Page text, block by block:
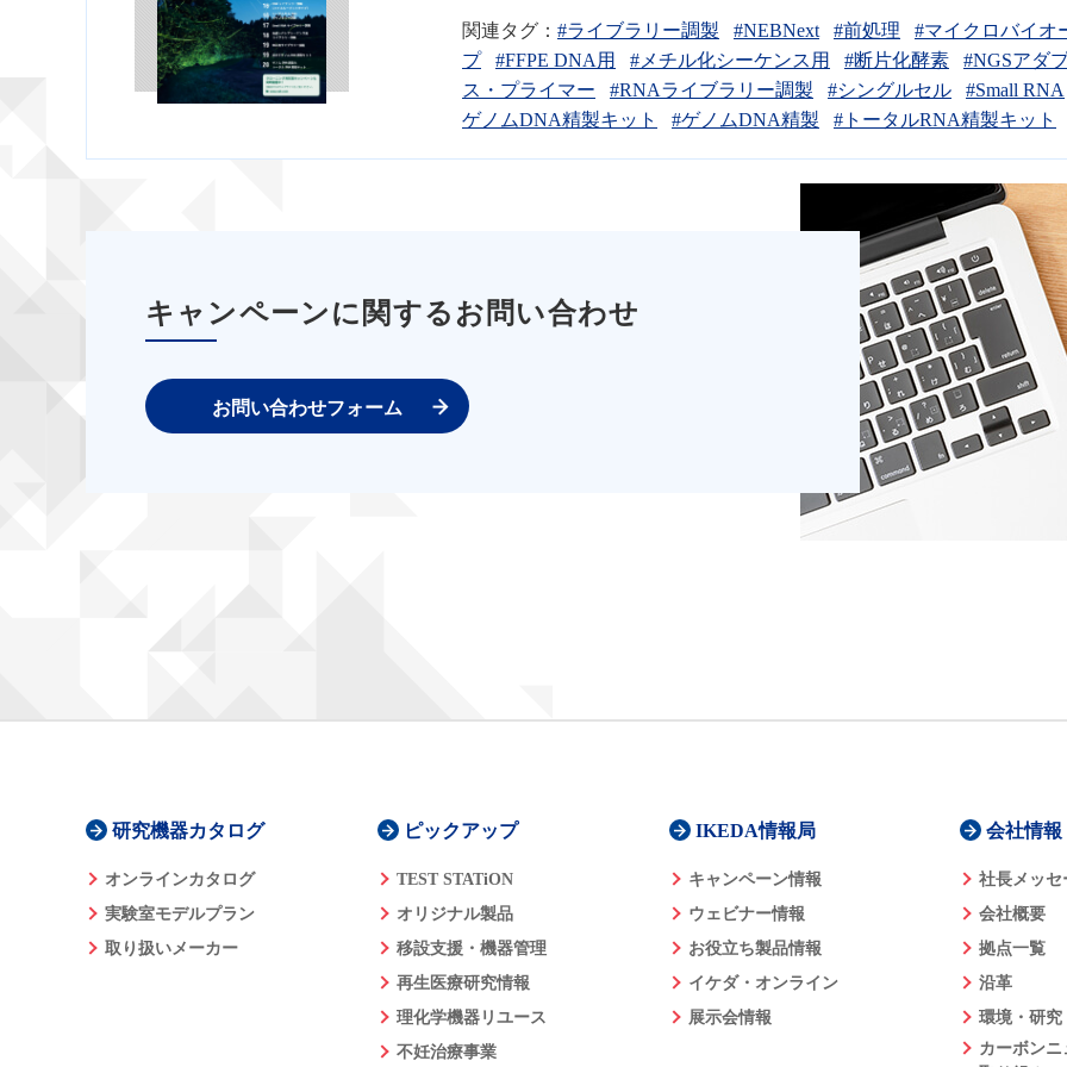
関連タグ： #ライブラリー調製 #NEBNext #前処理
#マイクロバイオ
プ
#FFPE DNA用 #メチル化シーケンス用 #断片化酵素
#NGSアダ
ス・プライマー
#RNAライブラリー調製 #シングルセル
#Small RNA
ゲノムDNA精製キット
#ゲノムDNA精製 #トータルRNA精製キット
キャンペーンに関するお問い合わせ
お問い合わせフォーム
研究機器カタログ
オンラインカタログ
実験室モデルプラン
取り扱いメーカー
ピックアップ
TEST STATiON
オリジナル製品
移設支援・機器管理
再生医療研究情報
理化学機器リユース
不妊治療事業
IKEDA情報局
キャンペーン情報
ウェビナー情報
お役立ち製品情報
イケダ・オンライン
展示会情報
会社情報
社長メッセ
会社概要
拠点一覧
沿革
環境・研究
カーボン